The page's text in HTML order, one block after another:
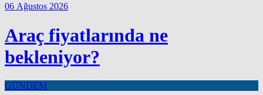
06 Ağustos 2026
Araç fiyatlarında ne
bekleniyor?
GÜNDEM